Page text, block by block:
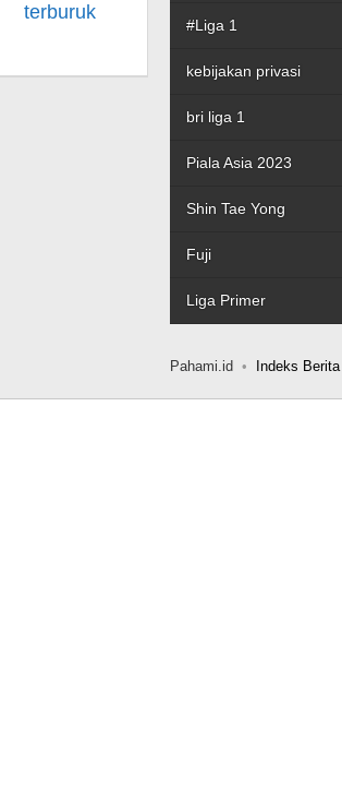
#Liga 1
kebijakan privasi
bri liga 1
Piala Asia 2023
Shin Tae Yong
Fuji
Liga Primer
Pahami.id Indeks Berita